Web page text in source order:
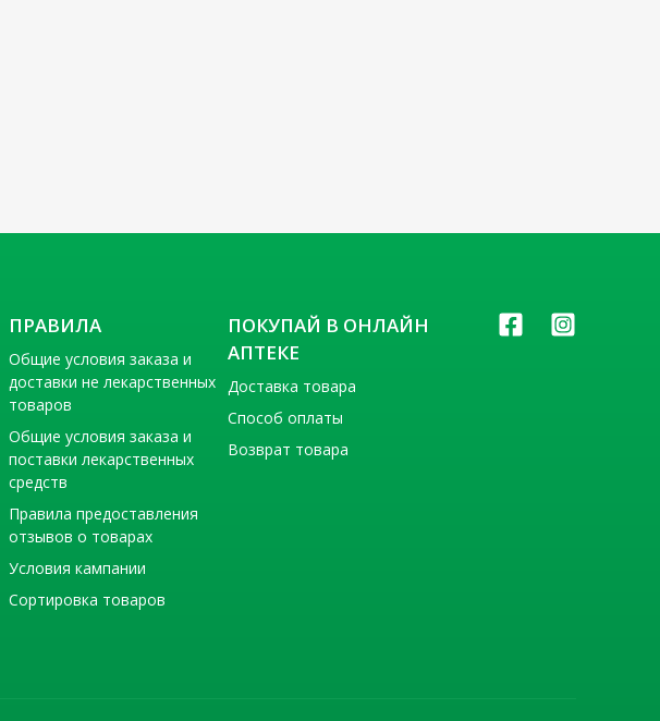
ПРАВИЛА
Общие условия заказа и
доставки не лекарственных
товаров
Общие условия заказа и
поставки лекарственных
средств
Правила предоставления
отзывов о товарах
Условия кампании
Сортировка товаров
ПОКУПАЙ В ОНЛАЙН
АПТЕКЕ
Доставка товара
Способ оплаты
Возврат товара